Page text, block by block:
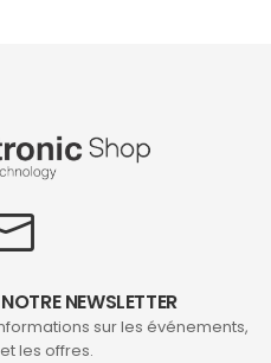
NEWSLETTER
sur les événements,
les offres.